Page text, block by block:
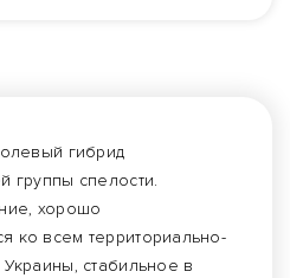
гибрид
группы спелости.
хорошо
ко всем территориально-
стабильное в